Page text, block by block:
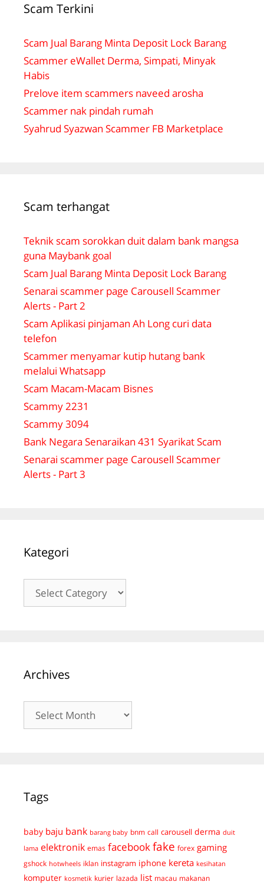
Scam Terkini
Scam Jual Barang Minta Deposit Lock Barang
Scammer eWallet Derma, Simpati, Minyak
Habis
Prelove item scammers naveed arosha
Scammer nak pindah rumah
Syahrud Syazwan Scammer FB Marketplace
Scam terhangat
Teknik scam sorokkan duit dalam bank mangsa
guna Maybank goal
Scam Jual Barang Minta Deposit Lock Barang
Senarai scammer page Carousell Scammer
Alerts - Part 2
Scam Aplikasi pinjaman Ah Long curi data
telefon
Scammer menyamar kutip hutang bank
melalui Whatsapp
Scam Macam-Macam Bisnes
Scammy 2231
Scammy 3094
Bank Negara Senaraikan 431 Syarikat Scam
Senarai scammer page Carousell Scammer
Alerts - Part 3
Kategori
Kategori
Archives
Archives
Tags
baby baju bank barang baby bnm call carousell derma duit
lama elektronik emas facebookfake forex gaming
gshock hotwheels iklan instagram iphone kereta kesihatan
komputer kosmetik kurier lazada list macau makanan